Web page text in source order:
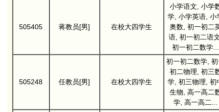
505405 蒋教员[男] 在校大四学生
小学语文, 小学
学, 小学英语, 小
奥数, 初一初二
语, 初一初二语
初一初二数学...
505248 任教员[男] 在校大四学生
初一初二数学,
初二物理, 初三
学, 初三物理, 初
生物, 高一高二
学, 高一高二...